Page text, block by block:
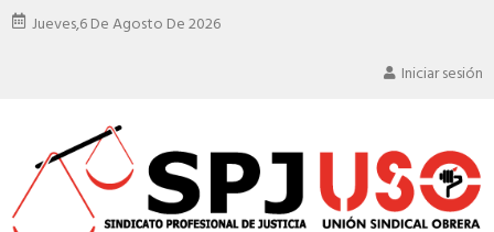
Jueves,6 De Agosto De 2026
Iniciar sesión